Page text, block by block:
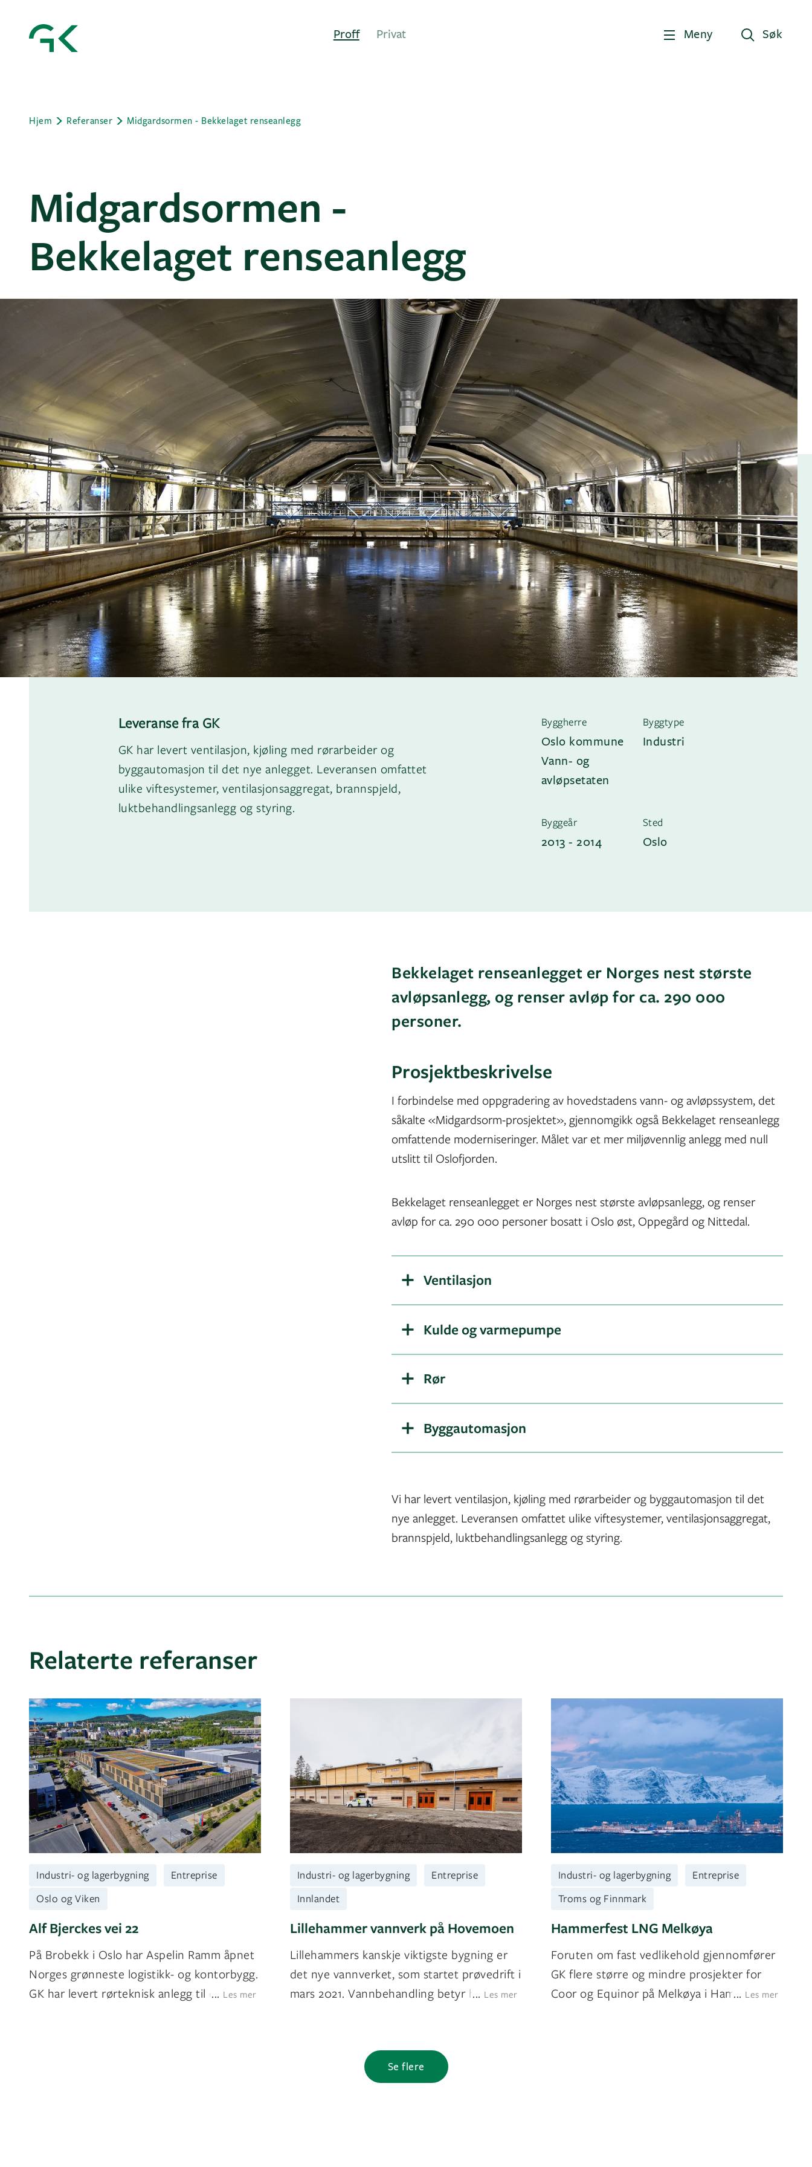
Proff Privat Meny Søk
Hjem Referanser Midgardsormen - Bekkelaget renseanlegg
Midgardsormen -
Bekkelaget renseanlegg
Leveranse fra GK
GK har levert ventilasjon, kjøling med rørarbeider og
byggautomasjon til det nye anlegget. Leveransen omfattet
ulike viftesystemer, ventilasjonsaggregat, brannspjeld,
luktbehandlingsanlegg og styring.
Byggherre
Oslo kommune
Vann- og
avløpsetaten
Byggtype
Industri
Byggeår
2013 - 2014
Sted
Oslo
Bekkelaget renseanlegget er Norges nest største
avløpsanlegg, og renser avløp for ca. 290 000
personer.
Prosjektbeskrivelse
I forbindelse med oppgradering av hovedstadens vann- og avløpssystem, det
såkalte «Midgardsorm-prosjektet», gjennomgikk også Bekkelaget renseanlegg
omfattende moderniseringer. Målet var et mer miljøvennlig anlegg med null
utslitt til Oslofjorden.
Bekkelaget renseanlegget er Norges nest største avløpsanlegg, og renser
avløp for ca. 290 000 personer bosatt i Oslo øst, Oppegård og Nittedal.
Ventilasjon
Kulde og varmepumpe
Rør
Byggautomasjon
Vi har levert ventilasjon, kjøling med rørarbeider og byggautomasjon til det
nye anlegget. Leveransen omfattet ulike viftesystemer, ventilasjonsaggregat,
brannspjeld, luktbehandlingsanlegg og styring.
Relaterte referanser
Industri- og lagerbygning
Entreprise
Oslo og Viken
Alf Bjerckes vei 22
På Brobekk i Oslo har Aspelin Ramm åpnet
Norges grønneste logistikk- og kontorbygg.
GK har levert rørteknisk anlegg til de
... Les mer
Industri- og lagerbygning
Entreprise
Innlandet
​Lillehammer vannverk på Hovemoen​
Lillehammers kanskje viktigste bygning er
det nye vannverket, som startet prøvedrift i
mars 2021. Vannbehandling betyr hø
... Les mer
Industri- og lagerbygning
Entreprise
Troms og Finnmark
Hammerfest LNG Melkøya
Foruten om fast vedlikehold gjennomfører
GK flere større og mindre prosjekter for
Coor og Equinor på Melkøya i Hammerfest.
... Les mer
Se flere